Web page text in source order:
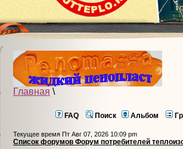
Главная \
FAQ Поиск Альбом
Текущее время Пт Авг 07, 2026 10:09 pm
Список форумов Форум потребителей